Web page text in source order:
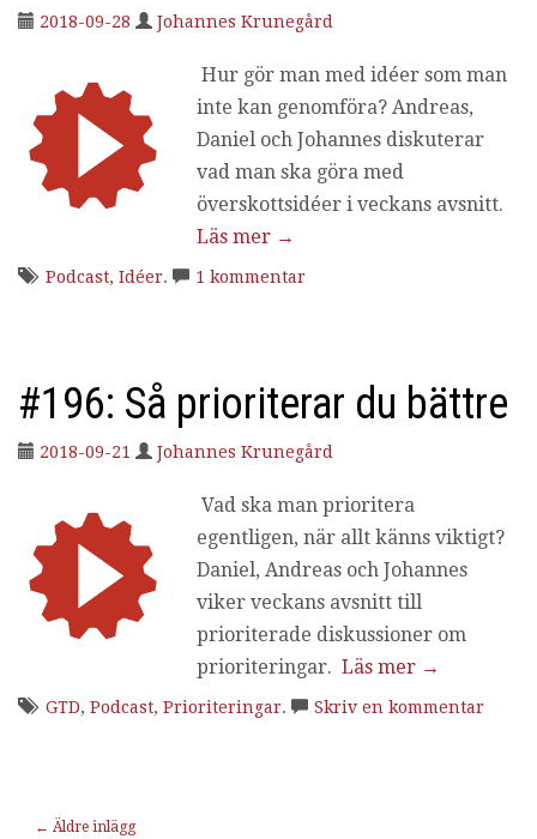
2018-09-28 Johannes Krunegård
Hur gör man med idéer som man
inte kan genomföra? Andreas,
Daniel och Johannes diskuterar
vad man ska göra med
överskottsidéer i veckans avsnitt.
Läs mer →
Podcast, Idéer. 1 kommentar
#196: Så prioriterar du bättre
2018-09-21 Johannes Krunegård
Vad ska man prioritera
egentligen, när allt känns viktigt?
Daniel, Andreas och Johannes
viker veckans avsnitt till
prioriterade diskussioner om
prioriteringar.Läs mer →
GTD, Podcast, Prioriteringar. Skriv en kommentar
← Äldre inlägg